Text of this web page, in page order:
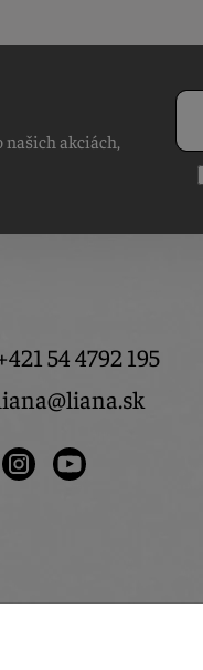
našich akciách,
54 4792 195